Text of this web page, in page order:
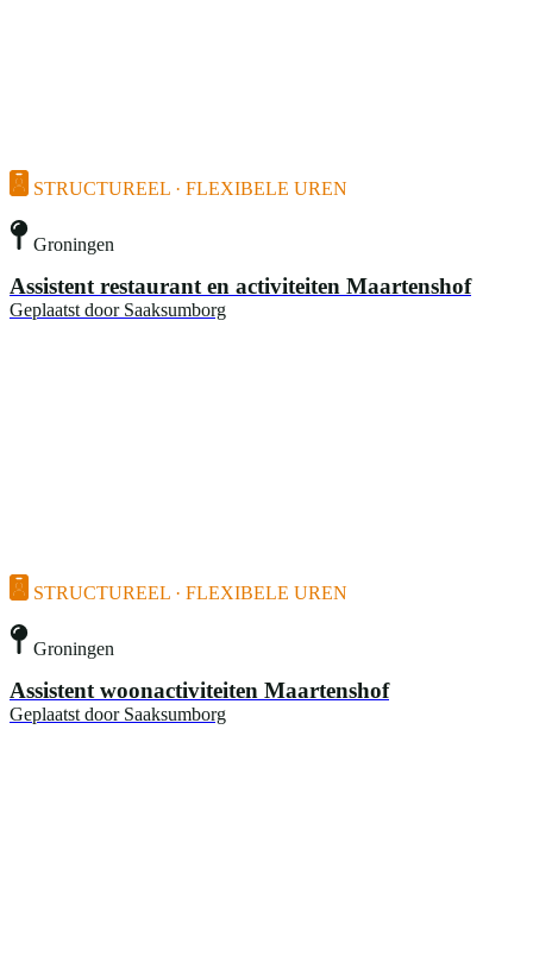
STRUCTUREEL · FLEXIBELE UREN
Groningen
Assistent restaurant en activiteiten Maartenshof
Geplaatst door Saaksumborg
STRUCTUREEL · FLEXIBELE UREN
Groningen
Assistent woonactiviteiten Maartenshof
Geplaatst door Saaksumborg